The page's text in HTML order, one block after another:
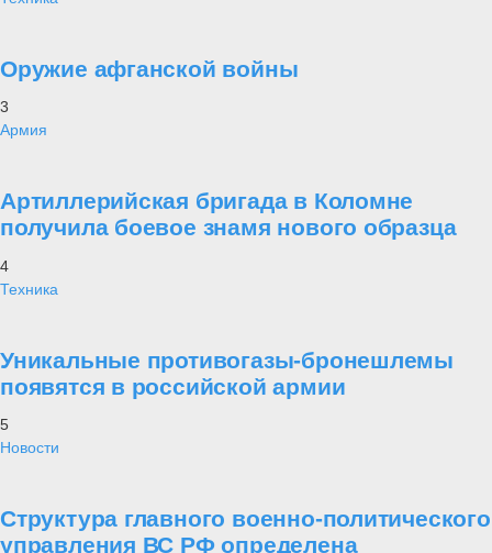
Оружие афганской войны
3
Армия
Артиллерийская бригада в Коломне
получила боевое знамя нового образца
4
Техника
Уникальные противогазы-бронешлемы
появятся в российской армии
5
Новости
Структура главного военно-политического
управления ВС РФ определена